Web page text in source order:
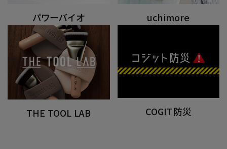
パワーバイオ uchimore
THE TOOL LAB COGIT防災